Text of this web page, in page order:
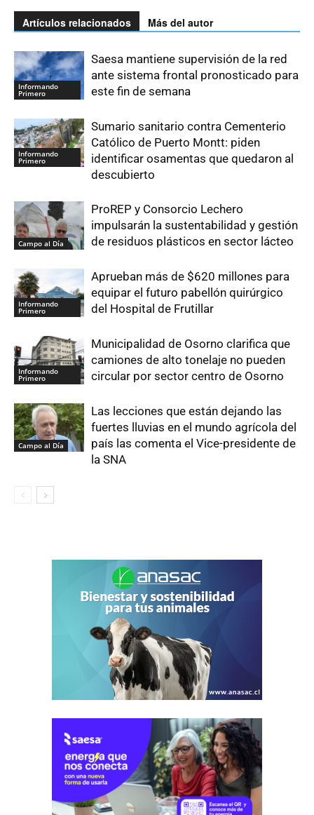
Artículos relacionados Más del autor
Informando
Primero
Saesa mantiene supervisión de la red
ante sistema frontal pronosticado para
este fin de semana
Informando
Primero
Sumario sanitario contra Cementerio
Católico de Puerto Montt: piden
identificar osamentas que quedaron al
descubierto
Campo al Día
ProREP y Consorcio Lechero
impulsarán la sustentabilidad y gestión
de residuos plásticos en sector lácteo
Informando
Primero
Aprueban más de $620 millones para
equipar el futuro pabellón quirúrgico
del Hospital de Frutillar
Informando
Primero
Municipalidad de Osorno clarifica que
camiones de alto tonelaje no pueden
circular por sector centro de Osorno
Campo al Día
Las lecciones que están dejando las
fuertes lluvias en el mundo agrícola del
país las comenta el Vice-presidente de
la SNA